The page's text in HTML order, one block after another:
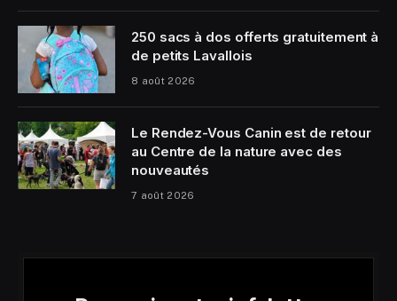
250 sacs à dos offerts gratuitement à
de petits Lavallois
8 août 2026
Le Rendez-Vous Canin est de retour
au Centre de la nature avec des
nouveautés
7 août 2026